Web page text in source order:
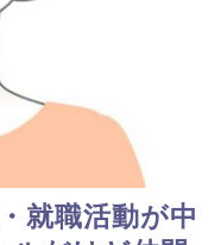
就職活動が中